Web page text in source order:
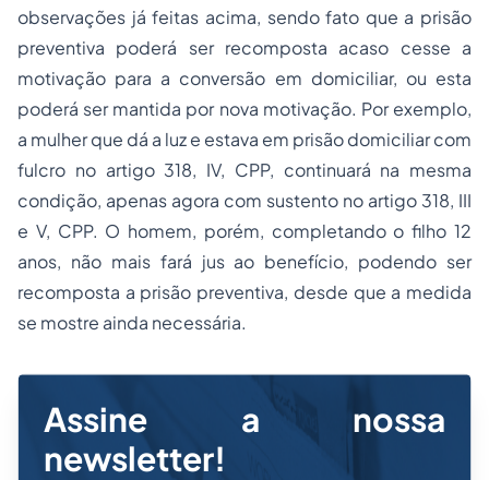
observações já feitas acima, sendo fato que a prisão
preventiva poderá ser recomposta acaso cesse a
motivação para a conversão em domiciliar, ou esta
poderá ser mantida por nova motivação. Por exemplo,
a mulher que dá a luz e estava em prisão domiciliar com
fulcro no artigo 318, IV, CPP, continuará na mesma
condição, apenas agora com sustento no artigo 318, III
e V, CPP. O homem, porém, completando o filho 12
anos, não mais fará jus ao benefício, podendo ser
recomposta a prisão preventiva, desde que a medida
se mostre ainda necessária.
Assine a nossa
newsletter!